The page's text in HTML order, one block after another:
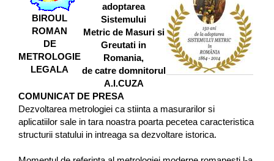
BIROUL
ROMAN
DE
METROLOGIE
LEGALA
adoptarea
Sistemului
Metric de Masuri si
Greutati in
Romania,
de catre domnitorul
A.I.CUZA
COMUNICAT DE PRESA
Dezvoltarea metrologiei ca stiinta a masurarilor si
aplicatiilor sale in tara noastra poarta pecetea caracteristica
structurii statului in intreaga sa dezvoltare istorica.